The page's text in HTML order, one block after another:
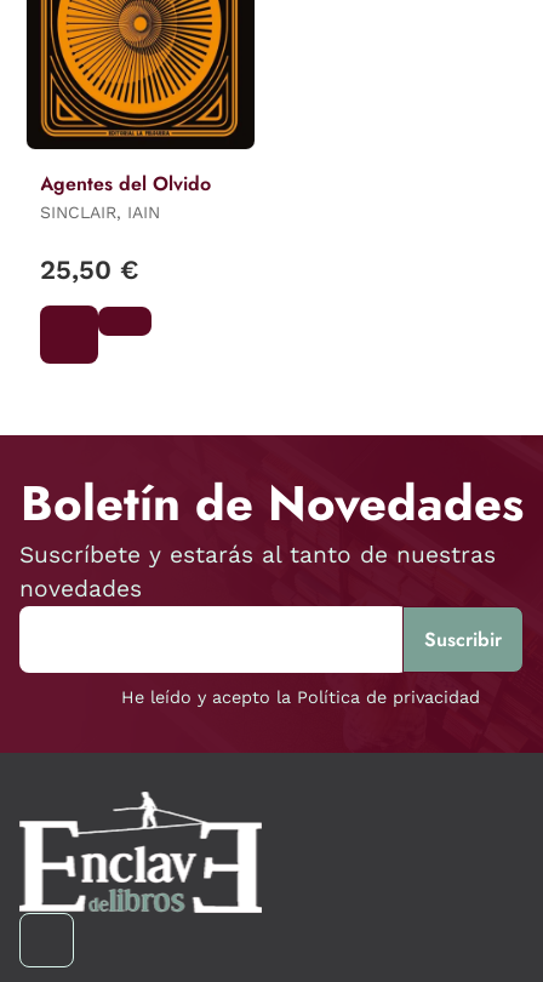
Agentes del Olvido
SINCLAIR, IAIN
25,50 €
Boletín de Novedades
Suscríbete y estarás al tanto de nuestras
novedades
He leído y acepto la Política de privacidad